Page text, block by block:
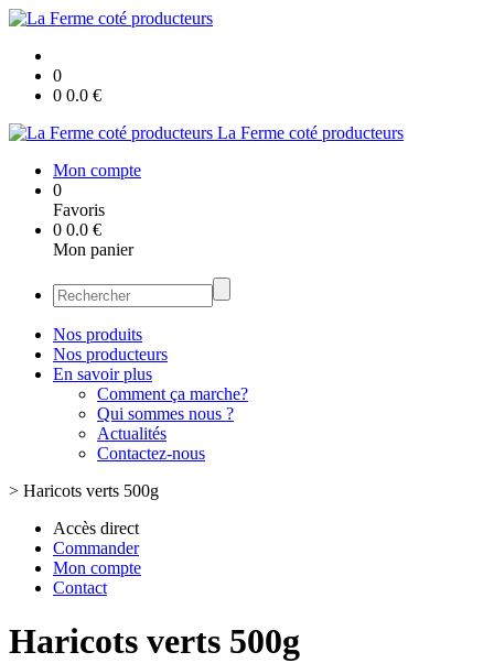
0
0 0.0 €
La Ferme coté producteurs
Mon compte
0
Favoris
0 0.0 €
Mon panier
Nos produits
Nos producteurs
En savoir plus
Comment ça marche?
Qui sommes nous ?
Actualités
Contactez-nous
> Haricots verts 500g
Accès direct
Commander
Mon compte
Contact
Haricots verts 500g